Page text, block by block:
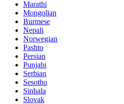
Marathi
Mongolian
Burmese
Nepali
Norwegian
Pashto
Persian
Punjabi
Serbian
Sesotho
Sinhala
Slovak